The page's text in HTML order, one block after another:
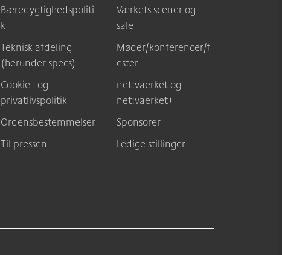
Bæredygtighedspoliti
k
Teknisk afdeling
(herunder specs)
Cookie- og
privatlivspolitik
Ordensbestemmelser
Til pressen
Værkets scener og
sale
Møder/konferencer/f
ester
net:vaerket og
net:vaerket+
Sponsorer
Ledige stillinger